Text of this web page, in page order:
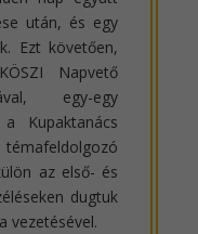
után, és egy
Ezt követően,
Napvető
egy-egy
a Kupaktanács
az első- és
dugtuk
vezetésével.